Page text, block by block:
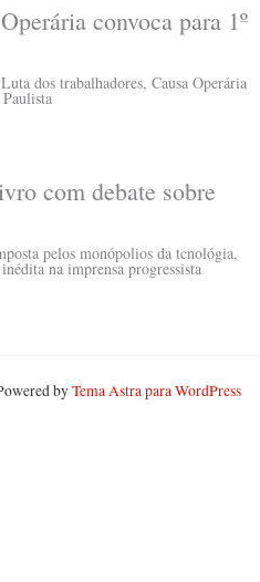
convoca para 1º
dos trabalhadores, Causa Operária
com debate sobre
pelos monópolios da tcnológia,
na imprensa progressista
byTema Astra para WordPress